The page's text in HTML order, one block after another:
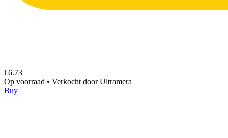
€6.73
Op voorraad • Verkocht doorUltramera
Buy